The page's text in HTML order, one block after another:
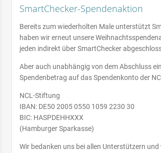
SmartChecker-Spendenaktion
Bereits zum wiederholten Male unterstützt
haben wir erneut unsere
jeden indirekt über SmartChecker
Aber auch unabhängig von dem Abschluss
Spendenbetrag auf das Spendenkonto der
NCL-Stiftung
IBAN: DE50 2005 0550 1059 2230 30
BIC: HASPDEHHXXX
(Hamburger Sparkasse)
Wir bedanken uns bei allen Unterstützern